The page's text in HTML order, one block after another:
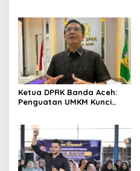
Ketua DPRK Banda Aceh:
Penguatan UMKM Kunci